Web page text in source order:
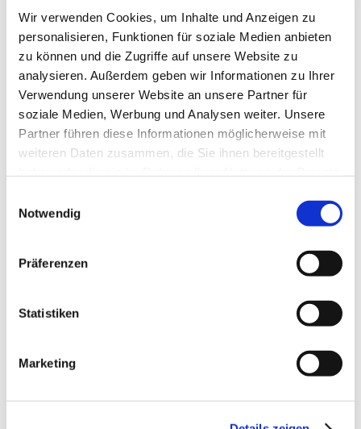
Wir verwenden Cookies, um Inhalte und Anzeigen zu
personalisieren, Funktionen für soziale Medien anbieten
zu können und die Zugriffe auf unsere Website zu
analysieren. Außerdem geben wir Informationen zu Ihrer
Verwendung unserer Website an unsere Partner für
soziale Medien, Werbung und Analysen weiter. Unsere
Partner führen diese Informationen möglicherweise mit
weiteren Daten zusammen, die Sie ihnen bereitgestellt
Notwendig
Präferenzen
Statistiken
Marketing
Kontakt